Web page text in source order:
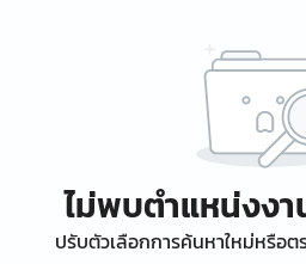
ไม่พบตำแหน่งง
ปรับตัวเลือกการค้นหาใหม่หรือ